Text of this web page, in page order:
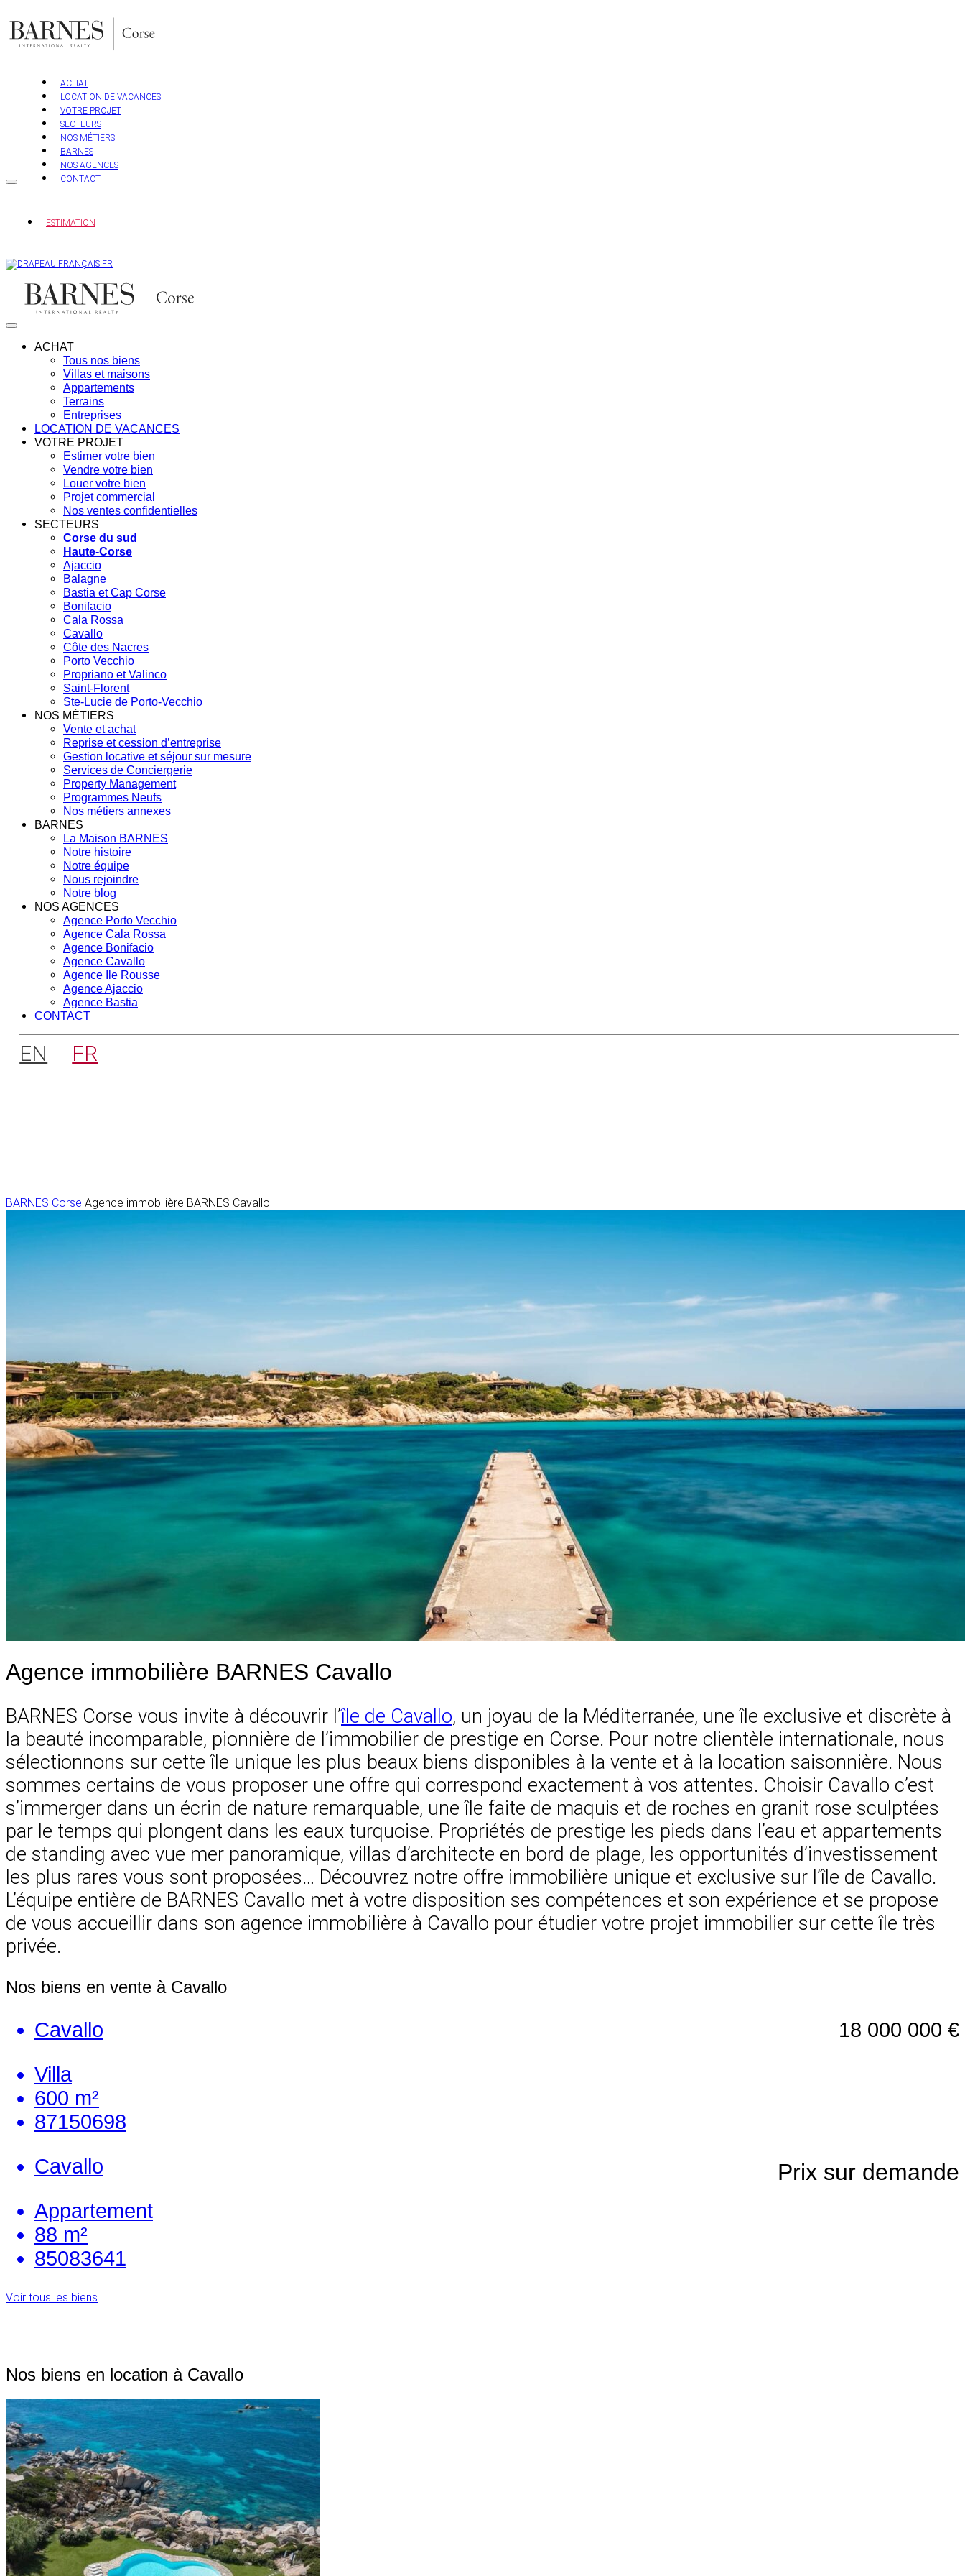
au
contenu
ACHAT
LOCATION DE VACANCES
VOTRE PROJET
SECTEURS
NOS MÉTIERS
BARNES
NOS AGENCES
CONTACT
ESTIMATION
FR
ACHAT
Tous nos biens
Villas et maisons
Appartements
Terrains
Entreprises
LOCATION DE VACANCES
VOTRE PROJET
Estimer votre bien
Vendre votre bien
Louer votre bien
Projet commercial
Nos ventes confidentielles
SECTEURS
Corse du sud
Haute-Corse
Ajaccio
Balagne
Bastia et Cap Corse
Bonifacio
Cala Rossa
Cavallo
Côte des Nacres
Porto Vecchio
Propriano et Valinco
Saint-Florent
Ste-Lucie de Porto-Vecchio
NOS MÉTIERS
Vente et achat
Reprise et cession d’entreprise
Gestion locative et séjour sur mesure
Services de Conciergerie
Property Management
Programmes Neufs
Nos métiers annexes
BARNES
La Maison BARNES
Notre histoire
Notre équipe
Nous rejoindre
Notre blog
NOS AGENCES
Agence Porto Vecchio
Agence Cala Rossa
Agence Bonifacio
Agence Cavallo
Agence Ile Rousse
Agence Ajaccio
Agence Bastia
CONTACT
EN FR
BARNES Corse Agence immobilière BARNES Cavallo
Agence immobilière BARNES Cavallo
BARNES Corse vous invite à découvrir l’île de Cavallo, un joyau de la Méditerranée, une île exclusive et discrète à
la beauté incomparable, pionnière de l’immobilier de prestige en Corse. Pour notre clientèle internationale, nous
sélectionnons sur cette île unique les plus beaux biens disponibles à la vente et à la location saisonnière. Nous
sommes certains de vous proposer une offre qui correspond exactement à vos attentes. Choisir Cavallo c’est
s’immerger dans un écrin de nature remarquable, une île faite de maquis et de roches en granit rose sculptées
par le temps qui plongent dans les eaux turquoise. Propriétés de prestige les pieds dans l’eau et appartements
de standing avec vue mer panoramique, villas d’architecte en bord de plage, les opportunités d’investissement
les plus rares vous sont proposées… Découvrez notre offre immobilière unique et exclusive sur l’île de Cavallo.
L’équipe entière de BARNES Cavallo met à votre disposition ses compétences et son expérience et se propose
de vous accueillir dans son agence immobilière à Cavallo pour étudier votre projet immobilier sur cette île très
privée.
Nos biens en vente à Cavallo
18 000 000 €
Cavallo
Villa
600 m²
87150698
Prix sur demande
Cavallo
Appartement
88 m²
85083641
Voir tous les biens
Nos biens en location à Cavallo